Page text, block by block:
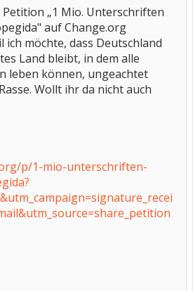
Petition „1 Mio. Unterschriften
auf Change.org
möchte, dass Deutschland
Land bleibt, in dem alle
leben können, ungeachtet
Wollt ihr da nicht auch
p/1-mio-unterschriften-